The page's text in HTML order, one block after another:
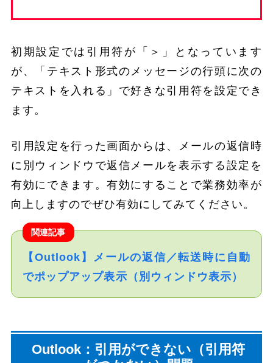
初期設定では引用符が「＞」となっています
が、「テキスト形式のメッセージの行頭に次の
テキストを入れる」で好きな引用符を設定でき
ます。
引用設定を行った画面からは、メールの返信時
に別ウィンドウで返信メールを表示する設定を
有効にできます。有効にすることで業務効率が
向上しますのでぜひ有効にしてみてください。
関連記事
【Outlook】メールの返信／転送時に自動
でポップアップ表示（別ウィンドウ表示）
Outlook：引用ができない（引用符